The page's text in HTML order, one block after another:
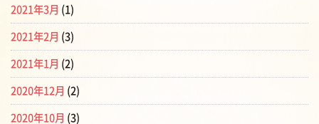
2021年3月 (1)
2021年2月 (3)
2021年1月 (2)
2020年12月 (2)
2020年10月 (3)